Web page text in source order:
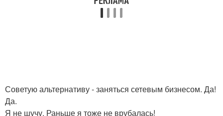
Советую альтернативу - заняться сетевым бизнесом. Да!
Да.
Я не шучу. Раньше я тоже не врубалась!